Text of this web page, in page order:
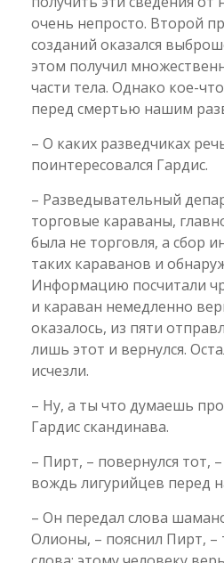
очень непросто. Второй
созданий оказался
этом получил
части тела. Однако кое-
перед смертью нашим
– О каких разведчиках
поинтересовался Гардис.
– Разведывательный
торговые караваны,
была не торговля, а сбор
таких караванов и
Информацию посчитали
и караван немедленно
оказалось, из пяти
лишь этот и вернулся.
исчезли.
– Ну, а ты что думаешь про
Гардис скандинава.
– Пирт, – повернулся тот,
вождь лигурийцев перед
– Он передал слова
Олионы, – пояснил Пирт, –